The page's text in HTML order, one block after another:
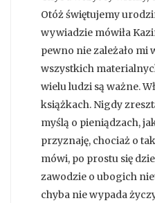
Otóż świętujemy
wywiadzie mówiła
pewno nie zależało mi
wszystkich
wielu ludzi są ważne.
książkach. Nigdy
myślą o pieniądzach,
przyznaję, chociaż o
mówi, po prostu się
zawodzie o ubogich
chyba nie wypada